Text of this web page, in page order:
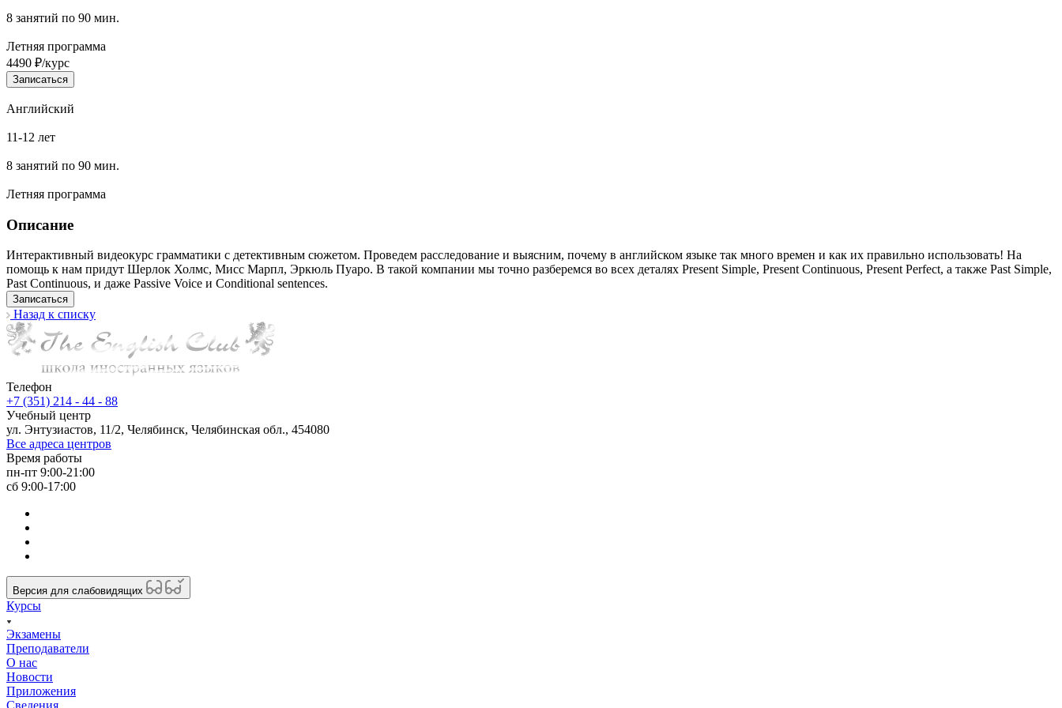
8 занятий по 90 мин.
Летняя программа
4490 ₽/курс
Записаться
Английский
11-12 лет
8 занятий по 90 мин.
Летняя программа
Описание
Интерактивный видеокурс грамматики с детективным сюжетом. Проведем расследование и выясним, почему в английском языке так много времен и как их правильно использовать! На
помощь к нам придут Шерлок Холмс, Мисс Марпл, Эркюль Пуаро. В такой компании мы точно разберемся во всех деталях Present Simple, Present Continuous, Present Perfect, а также Past Simple,
Past Continuous, и даже Passive Voice и Conditional sentences.
Записаться
Назад к списку
Телефон
+7 (351) 214 - 44 - 88
Учебный центр
ул. Энтузиастов, 11/2, Челябинск, Челябинская обл., 454080
Все адреса центров
Время работы
пн-пт 9:00-21:00
сб 9:00-17:00
Версия для слабовидящих
Курсы
Экзамены
Преподаватели
О нас
Новости
Приложения